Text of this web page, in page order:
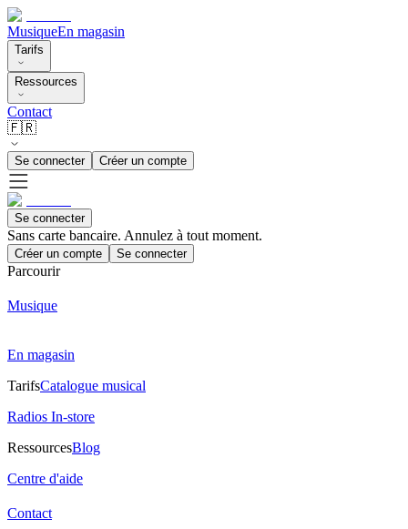
MusiqueEn magasin
Tarifs
Ressources
Contact
🇫🇷
Se connecter Créer un compte
Se connecter
Sans carte bancaire. Annulez à tout moment.
Créer un compte Se connecter
Parcourir
Musique
En magasin
TarifsCatalogue musical
Radios In-store
RessourcesBlog
Centre d'aide
Contact